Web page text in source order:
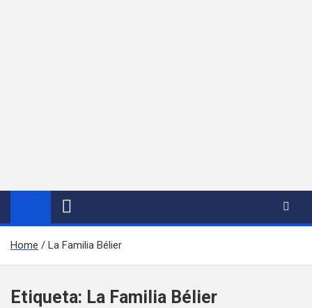
Home La Familia Bélier
Etiqueta: La Familia Bélier